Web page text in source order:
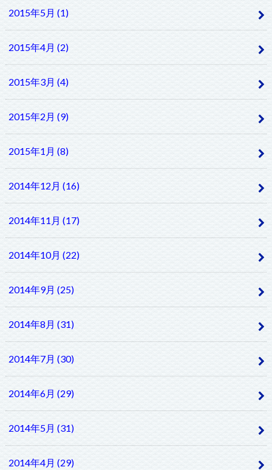
2015年5月 (1)
2015年4月 (2)
2015年3月 (4)
2015年2月 (9)
2015年1月 (8)
2014年12月 (16)
2014年11月 (17)
2014年10月 (22)
2014年9月 (25)
2014年8月 (31)
2014年7月 (30)
2014年6月 (29)
2014年5月 (31)
2014年4月 (29)